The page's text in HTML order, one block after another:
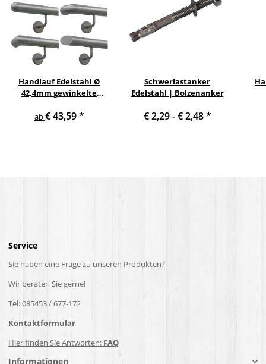
Handlauf Edelstahl Ø
42,4mm gewinkelte
ab€ 43,59*
Schwerlastanker
Edelstahl | Bolzenanker
€ 2,29 -€ 2,48*
Service
Sie haben eine Frage zu unseren Produkten?
Wir beraten Sie gerne!
Tel: 035453 / 677-172
Kontaktformular
Hier finden Sie Antworten: FAQ
Informationen